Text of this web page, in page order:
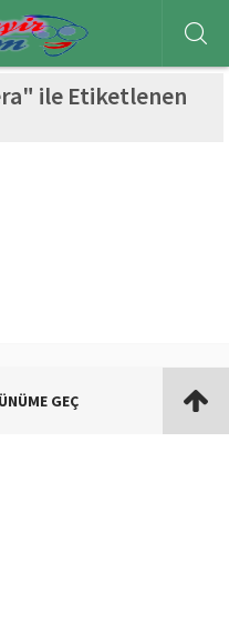
ile Etiketlenen
GEÇ